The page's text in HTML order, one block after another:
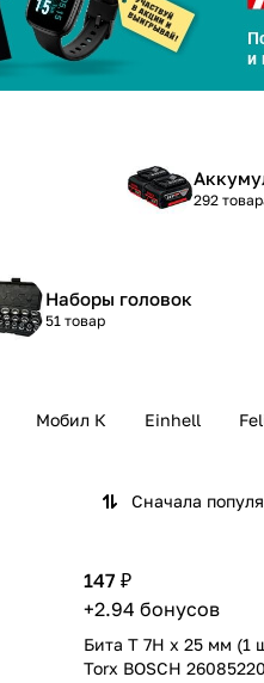
292
Наборы головок
51 товар
Мобил К Einhell
Сначала
147 ₽
+2.94 бонусов
Бита T 7H х 25 мм (1
Torx BOSCH